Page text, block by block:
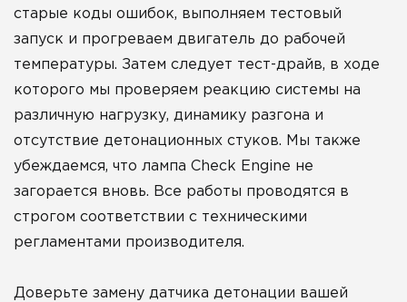
старые коды ошибок, выполняем тестовый
запуск и прогреваем двигатель до рабочей
температуры. Затем следует тест-драйв, в ходе
которого мы проверяем реакцию системы на
различную нагрузку, динамику разгона и
отсутствие детонационных стуков. Мы также
убеждаемся, что лампа Check Engine не
загорается вновь. Все работы проводятся в
строгом соответствии с техническими
регламентами производителя.
Доверьте замену датчика детонации вашей